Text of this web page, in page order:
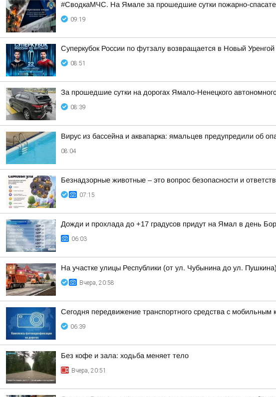
#СводкаМЧС. На Ямале за прошедшие сутки пожарно-
09:19
Суперкубок России по футзалу возвращается в Новый Уренгой
08:51
За прошедшие сутки на дорогах Ямало-Ненецкого
08:39
Вирус из бассейна и аквапарка: ямальцев предупредили об
08:04
Безнадзорные животные – это вопрос безопасности и
07:15
Дожди и прохлада до +17 градусов придут на Ямал в день
06:03
На участке улицы Республики (от ул. Чубынина до ул.
Вчера, 20:58
Сегодня передвижение транспортного средства с мобильным
06:39
Без кофе и зала: ходьба меняет тело
Вчера, 20:51